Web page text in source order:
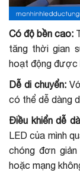
Có độ bền cao:
tăng thời gian
hoạt động được
Dễ di chuyển:
có thể dễ dàng
Điều khiển dễ
LED của mình
chóng đơn
hoặc mạng